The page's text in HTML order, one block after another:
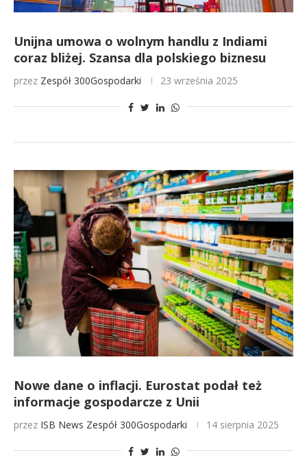
Unijna umowa o wolnym handlu z Indiami
coraz bliżej. Szansa dla polskiego biznesu
przez Zespół 300Gospodarki 23 września 2025
Nowe dane o inflacji. Eurostat podał też
informacje gospodarcze z Unii
przez ISB News Zespół 300Gospodarki 14 sierpnia 2025